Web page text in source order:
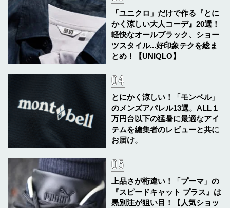
「ユニクロ」だけで作る『とに
かく涼しい大人コーデ』20選！
軽快なオールブラック、ショー
ツスタイル...好印象テクを総ま
とめ！【UNIQLO】
とにかく涼しい！「モンベル」
のメンズアパレル13選。ALL１
万円台以下の猛暑に最適なアイ
テムを編集者のレビューと共に
お届け。
上品さが桁違い！「プーマ」の
『スピードキャット プラス』は
黒別注が狙い目！【人気ショッ